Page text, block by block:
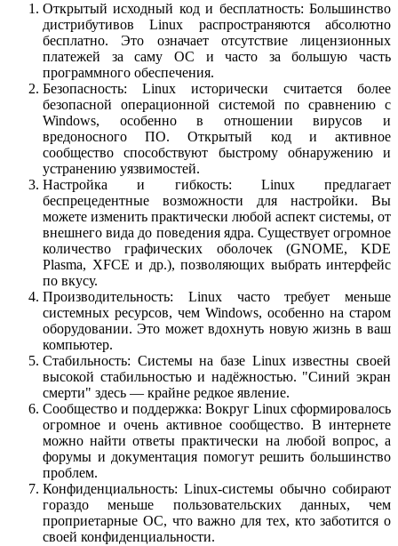
Открытый исходный код и бесплатность: Большинство
дистрибутивов Linux распространяются абсолютно
бесплатно. Это означает отсутствие лицензионных
платежей за саму ОС и часто за большую часть
программного обеспечения.
Безопасность: Linux исторически считается более
безопасной операционной системой по сравнению с
Windows, особенно в отношении вирусов и
вредоносного ПО. Открытый код и активное
сообщество способствуют быстрому обнаружению и
устранению уязвимостей.
Настройка и гибкость: Linux предлагает
беспрецедентные возможности для настройки. Вы
можете изменить практически любой аспект системы, от
внешнего вида до поведения ядра. Существует огромное
количество графических оболочек (GNOME, KDE
Plasma, XFCE и др.), позволяющих выбрать интерфейс
по вкусу.
Производительность: Linux часто требует меньше
системных ресурсов, чем Windows, особенно на старом
оборудовании. Это может вдохнуть новую жизнь в ваш
компьютер.
Стабильность: Системы на базе Linux известны своей
высокой стабильностью и надёжностью. "Синий экран
смерти" здесь — крайне редкое явление.
Сообщество и поддержка: Вокруг Linux сформировалось
огромное и очень активное сообщество. В интернете
можно найти ответы практически на любой вопрос, а
форумы и документация помогут решить большинство
проблем.
Конфиденциальность: Linux-системы обычно собирают
гораздо меньше пользовательских данных, чем
проприетарные ОС, что важно для тех, кто заботится о
своей конфиденциальности.